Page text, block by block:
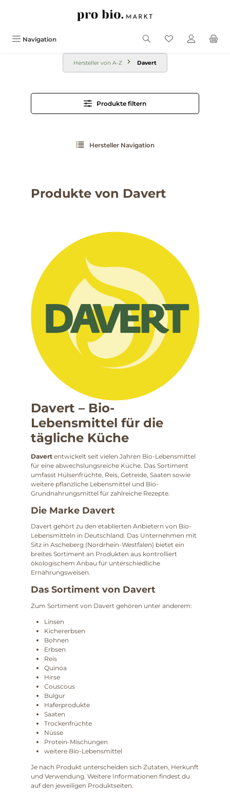
Navigation
Hersteller von A-Z Davert
Produkte filtern
Hersteller Navigation
Produkte von Davert
Davert – Bio-
Lebensmittel für die
tägliche Küche
Davert entwickelt seit vielen Jahren Bio-Lebensmittel
für eine abwechslungsreiche Küche. Das Sortiment
umfasst Hülsenfrüchte, Reis, Getreide, Saaten sowie
weitere pflanzliche Lebensmittel und Bio-
Grundnahrungsmittel für zahlreiche Rezepte.
Die Marke Davert
Davert gehört zu den etablierten Anbietern von Bio-
Lebensmitteln in Deutschland. Das Unternehmen mit
Sitz in Ascheberg (Nordrhein-Westfalen) bietet ein
breites Sortiment an Produkten aus kontrolliert
ökologischem Anbau für unterschiedliche
Ernährungsweisen.
Das Sortiment von Davert
Zum Sortiment von Davert gehören unter anderem:
Linsen
Kichererbsen
Bohnen
Erbsen
Reis
Quinoa
Hirse
Couscous
Bulgur
Haferprodukte
Saaten
Trockenfrüchte
Nüsse
Protein-Mischungen
weitere Bio-Lebensmittel
Je nach Produkt unterscheiden sich Zutaten, Herkunft
und Verwendung. Weitere Informationen findest du
auf den jeweiligen Produktseiten.